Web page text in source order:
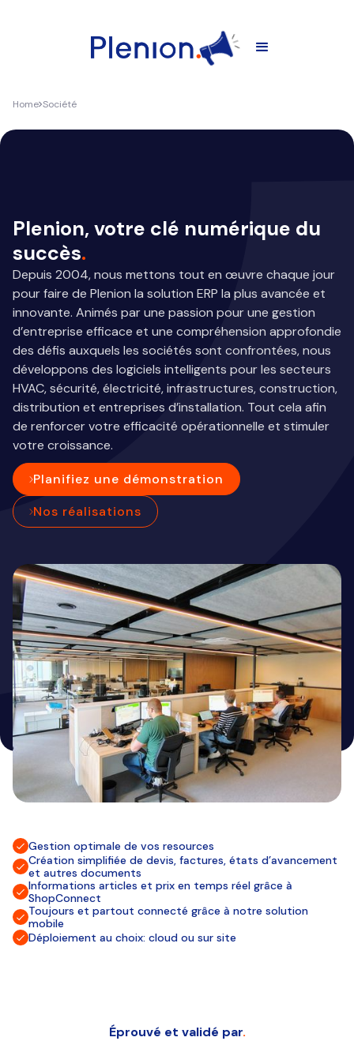
Home Société
Plenion, votre clé numérique du
succès.
Depuis 2004, nous mettons tout en œuvre chaque jour
pour faire de Plenion la solution ERP la plus avancée et
innovante. Animés par une passion pour une gestion
d’entreprise efficace et une compréhension approfondie
des défis auxquels les sociétés sont confrontées, nous
développons des logiciels intelligents pour les secteurs
HVAC, sécurité, électricité, infrastructures, construction,
distribution et entreprises d’installation. Tout cela afin
de renforcer votre efficacité opérationnelle et stimuler
votre croissance.
Planifiez une démonstration
Nos réalisations
Gestion optimale de vos resources
Création simplifiée de devis, factures, états d’avancement
et autres documents
Informations articles et prix en temps réel grâce à
ShopConnect
Toujours et partout connecté grâce à notre solution
mobile
Déploiement au choix: cloud ou sur site
Éprouvé et validé par.